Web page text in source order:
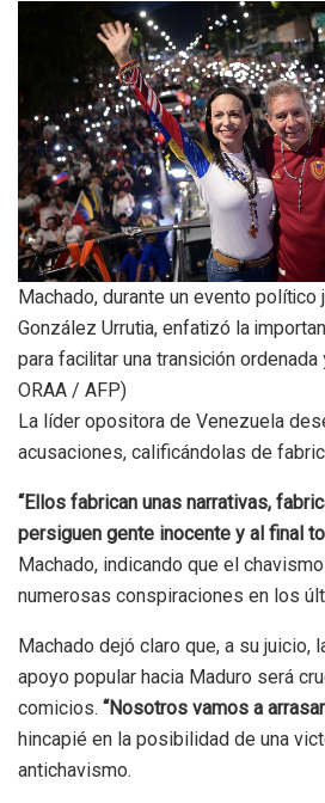
Machado, durante un evento político
González Urrutia, enfatizó la
para facilitar una transición
ORAA / AFP)
La líder opositora de Venezuela
acusaciones, calificándolas de
“Ellos fabrican unas narrativas,
persiguen gente inocente y al final
Machado, indicando que el
numerosas conspiraciones en los
Machado dejó claro que, a su juicio,
apoyo popular hacia Maduro será
comicios. “Nosotros vamos a arrasar
hincapié en la posibilidad de una
antichavismo.